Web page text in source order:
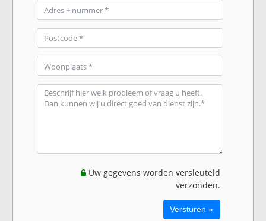
Uw gegevens worden versleuteld
verzonden.